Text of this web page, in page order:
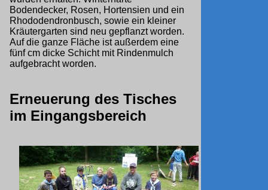
Bodendecker, Rosen, Hortensien und ein
Rhododendronbusch, sowie ein kleiner
Kräutergarten sind neu gepflanzt worden.
Auf die ganze Fläche ist außerdem eine
fünf cm dicke Schicht mit Rindenmulch
aufgebracht worden.
Erneuerung des Tisches
im Eingangsbereich